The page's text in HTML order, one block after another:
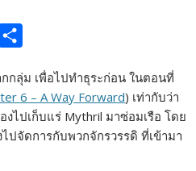
a
r
e
กลุ่ม เพื่อไปทำธุระก่อน ในตอนที่
6 – A Way Forward) เท่ากับว่า
ไปเก็บแร่ Mythril มาซ่อมเรือ โดย
ปจัดการกับพวกจักรวรรดิ ที่เข้ามา